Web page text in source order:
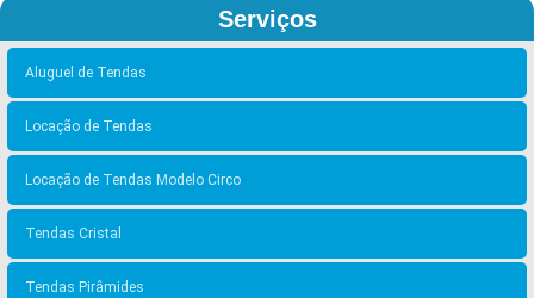
Serviços
Aluguel de Tendas
Locação de Tendas
Locação de Tendas Modelo Circo
Tendas Cristal
Tendas Pirâmides